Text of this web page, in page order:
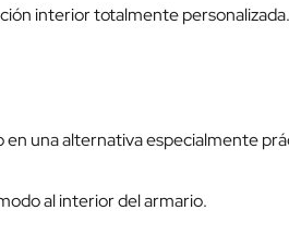
interior totalmente personalizada.
una alternativa especialmente
al interior del armario.